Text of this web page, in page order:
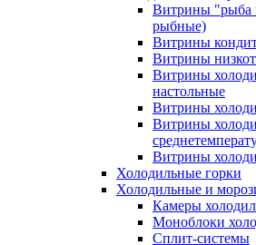
Витрины "рыба
рыбные)
Витрины
Витрины
Витрины
настольные
Витрины
Витрины
Витрины
Холодильные горки
Холодильные и
Камеры
Моноблоки
Сплит-системы